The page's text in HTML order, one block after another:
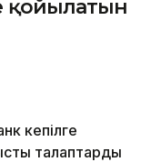
қойылатын
кепілге
талаптарды